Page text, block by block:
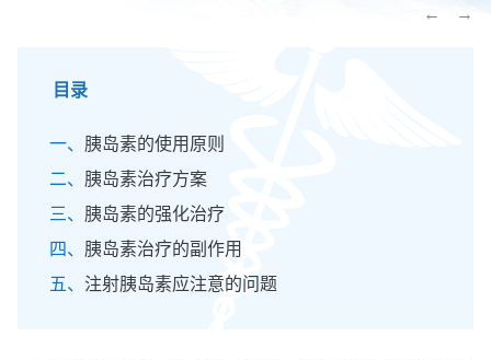
← →
目录
胰岛素的使用原则
胰岛素治疗方案
胰岛素的强化治疗
胰岛素治疗的副作用
注射胰岛素应注意的问题